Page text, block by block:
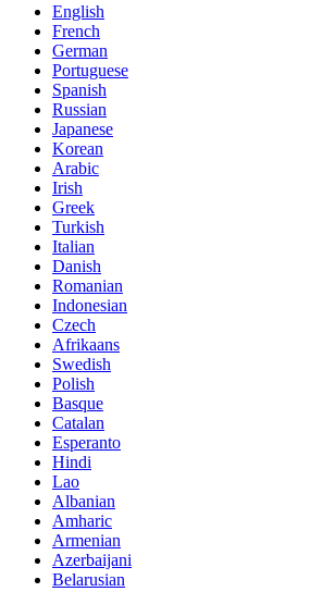
English
French
German
Portuguese
Spanish
Russian
Japanese
Korean
Arabic
Irish
Greek
Turkish
Italian
Danish
Romanian
Indonesian
Czech
Afrikaans
Swedish
Polish
Basque
Catalan
Esperanto
Hindi
Lao
Albanian
Amharic
Armenian
Azerbaijani
Belarusian